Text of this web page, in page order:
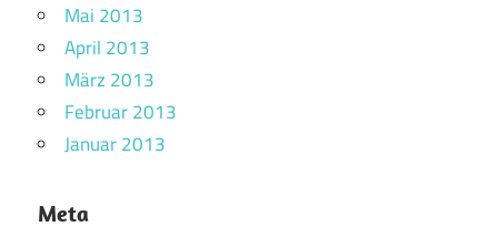
Mai 2013
April 2013
März 2013
Februar 2013
Januar 2013
Meta